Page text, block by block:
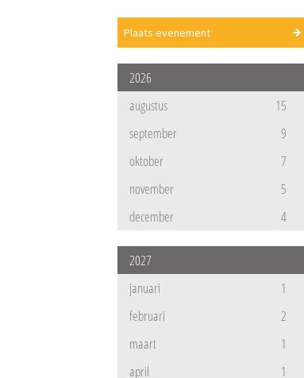
Plaats evenement
2026
augustus
15
september
9
oktober
7
november
5
december
4
2027
januari
1
februari
2
maart
1
april
1